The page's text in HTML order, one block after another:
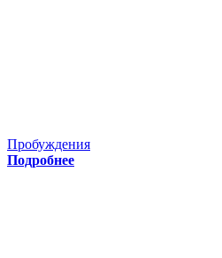
Пробуждения
Подробнее